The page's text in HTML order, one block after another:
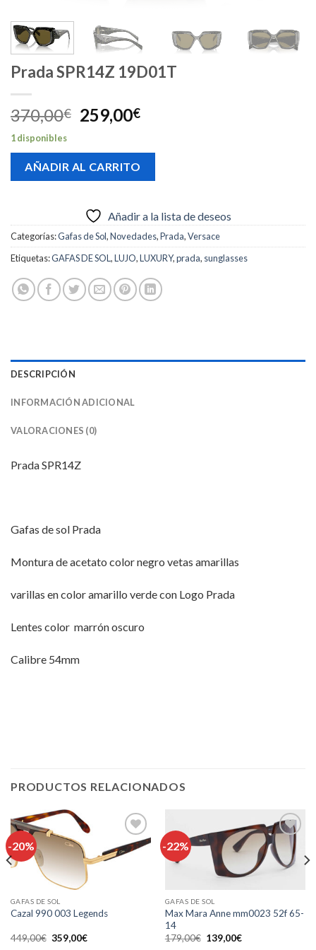
Prada SPR14Z 19D01T
370,00€ El
precio
original
era:
370,00€.
259,00€El
actual
259,00€.
1 disponibles
AÑADIR AL CARRITO
Añadir a la lista de deseos
Categorías:Gafas de Sol,Novedades,Prada,Versace
Etiquetas:GAFAS DE SOL ,LUJO,LUXURY,prada, sunglasses
DESCRIPCIÓN
INFORMACIÓN ADICIONAL
VALORACIONES (0)
Prada SPR14Z
Gafas de sol Prada
Montura de acetato color negro vetas amarillas
varillas en color amarillo verde con Logo Prada
Lentes color marrón oscuro
Calibre 54mm
PRODUCTOS RELACIONADOS
-20%
GAFAS DE SOL
Cazal 990 003 Legends
449,00€ El
precio
359,00€El
-22%
Añadir
GAFAS DE SOL
Max Mara Anne mm0023 52f 65-
14
179,00€ El
precio
139,00€El